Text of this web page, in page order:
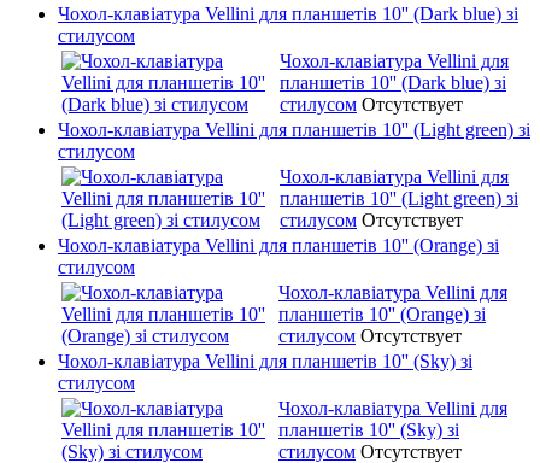
Чохол-клавіатура Vellini для планшетів 10'' (Dark blue) зі
стилусом
Чохол-клавіатура Vellini для
планшетів 10'' (Dark blue) зі
стилусом Отсутствует
Чохол-клавіатура Vellini для планшетів 10'' (Light green) зі
стилусом
Чохол-клавіатура Vellini для
планшетів 10'' (Light green) зі
стилусом Отсутствует
Чохол-клавіатура Vellini для планшетів 10'' (Orange) зі
стилусом
Чохол-клавіатура Vellini для
планшетів 10'' (Orange) зі
стилусом Отсутствует
Чохол-клавіатура Vellini для планшетів 10'' (Sky) зі
стилусом
Чохол-клавіатура Vellini для
планшетів 10'' (Sky) зі
стилусом Отсутствует